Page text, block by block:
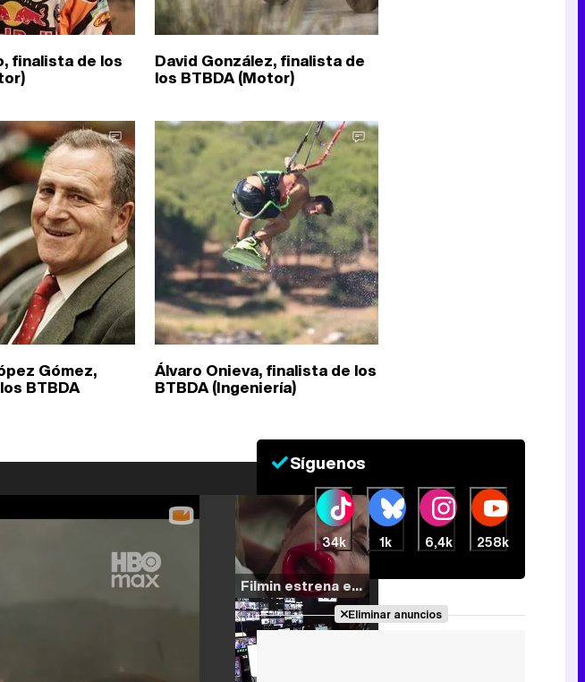
finalista de los David González, finalista de
los BTBDA (Motor)
Filmin estrena el tráiler de 'Millennial Mal', su nueva comedia universitaria de la mano de Lorena Iglesias
Gómez,
BTBDA
Álvaro Onieva, finalista de los
BTBDA (Ingeniería)
Síguenos
34k 1k 6,4k 258k
Eliminar anuncios